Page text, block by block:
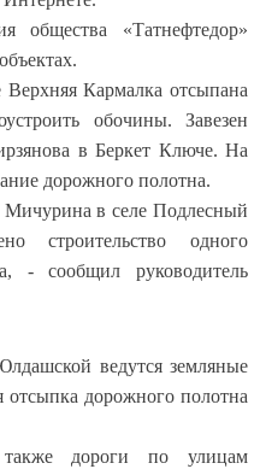
общества «Татнефтедор»
Кармалка отсыпана
обочины. Завезен
в Беркет Ключе. На
дорожного полотна.
в селе Подлесный
строительство одного
- сообщил руководитель
ведутся земляные
отсыпка дорожного полотна
также дороги по улицам